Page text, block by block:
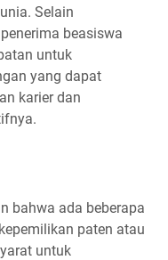
Selain
beasiswa
untuk
yang dapat
karier dan
bahwa ada beberapa
paten atau
untuk